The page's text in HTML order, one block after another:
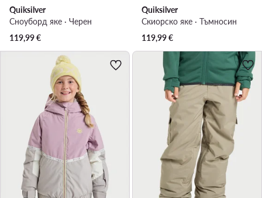
Quiksilver
Сноуборд яке · Черен
119,99€
Quiksilver
Скиорско яке · Тъмносин
119,99€